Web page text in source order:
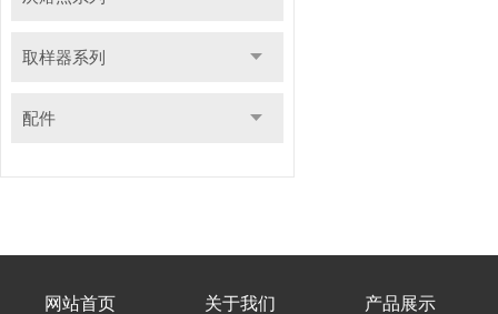
取样器系列
配件
网站首页 关于我们 产品展示